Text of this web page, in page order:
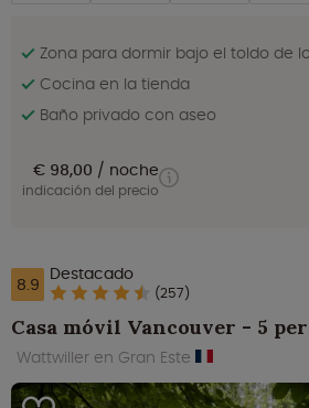
Zona para dormir bajo el toldo de
Cocina en la tienda
Baño privado con aseo
€ 98,00 noche
indicación del precio
8.9 Destacado
(257)
Casa móvil Vancouver - 5
Wattwiller en Gran Este